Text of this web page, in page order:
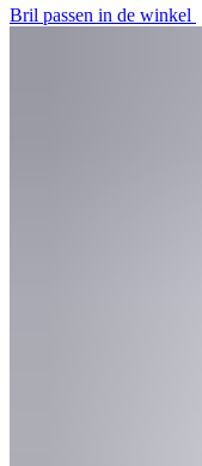
Bril passen in de winkel